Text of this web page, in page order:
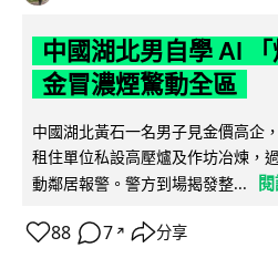
中國湖北男自學 AI
金冒濃煙驚動全區
中國湖北黃石一名男子見金價高企
租住單位私設高壓爐及作坊冶煉，
動鄰居報警。警方到場揭發整...
88 7 ↗ 分享